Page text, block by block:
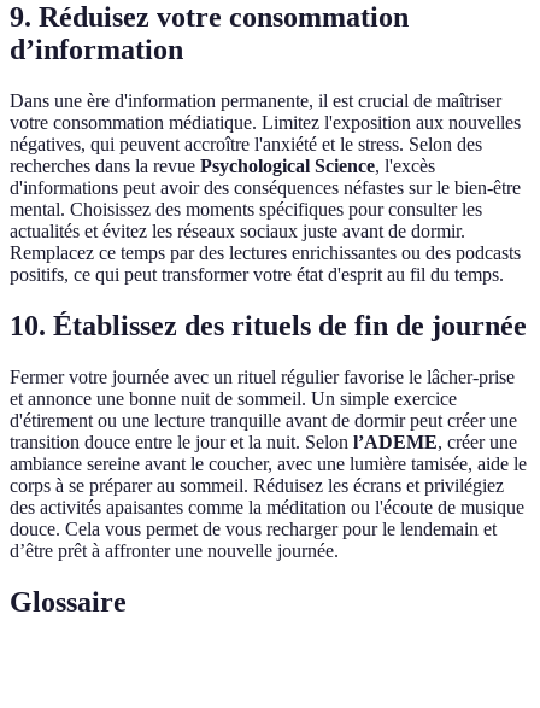
9. Réduisez votre consommation
d’information
Dans une ère d'information permanente, il est crucial de maîtriser
votre consommation médiatique. Limitez l'exposition aux nouvelles
négatives, qui peuvent accroître l'anxiété et le stress. Selon des
recherches dans la revue Psychological Science, l'excès
d'informations peut avoir des conséquences néfastes sur le bien-être
mental. Choisissez des moments spécifiques pour consulter les
actualités et évitez les réseaux sociaux juste avant de dormir.
Remplacez ce temps par des lectures enrichissantes ou des podcasts
positifs, ce qui peut transformer votre état d'esprit au fil du temps.
10. Établissez des rituels de fin de journée
Fermer votre journée avec un rituel régulier favorise le lâcher-prise
et annonce une bonne nuit de sommeil. Un simple exercice
d'étirement ou une lecture tranquille avant de dormir peut créer une
transition douce entre le jour et la nuit. Selon l’ADEME, créer une
ambiance sereine avant le coucher, avec une lumière tamisée, aide le
corps à se préparer au sommeil. Réduisez les écrans et privilégiez
des activités apaisantes comme la méditation ou l'écoute de musique
douce. Cela vous permet de vous recharger pour le lendemain et
d’être prêt à affronter une nouvelle journée.
Glossaire